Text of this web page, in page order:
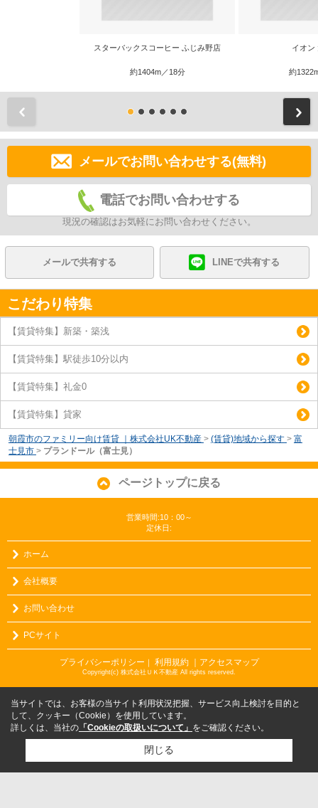
スターバックスコーヒー ふじみ野店
約1404m／18分
イオン
約
メールでお問い合わせする(無料)
電話でお問い合わせする
現況の確認はお気軽にお問い合わせください。
メールで共有する LINEで共有する
こだわり特集
【賃貸特集】新築・築浅
【賃貸特集】駅徒歩10分以内
【賃貸特集】礼金0
【賃貸特集】貸家
朝霞市のファミリー向け賃貸 ｜株式会社UK不動産 > (賃貸)地域から探す > 富
士見市 > プランドール（富士見）
ページトップに戻る
営業時間:10：00～
定休日:
ホーム
会社概要
お問い合わせ
PCサイト
プライバシーポリシー 利用規約 ｜アクセスマップ
Copyright(c) 株式会社ＵＫ不動産 All rights reserved.
当サイトでは、お客様の当サイト利用状況把握、サービス向上検討を目的と
して、クッキー（Cookie）を使用しています。
詳しくは、当社の 「Cookieの取扱いについて」 をご確認ください。
閉じる